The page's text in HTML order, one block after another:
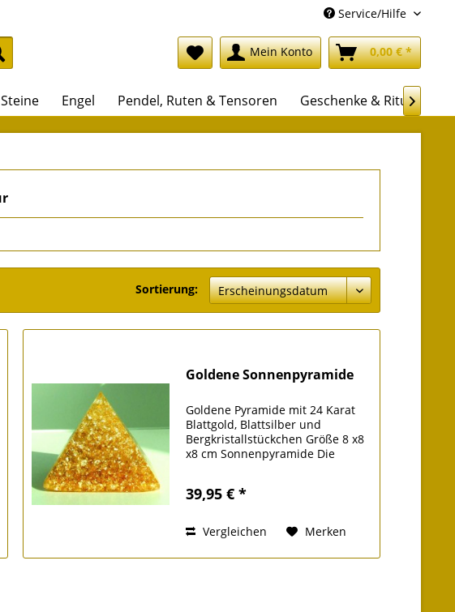
Service/Hilfe
Mein Konto 0,00 € *
Steine Engel Pendel, Ruten & Tensoren Geschenke & Rituale

Sortierung:
Goldene Sonnenpyramide
Goldene Pyramide mit 24 Karat
Blattgold, Blattsilber und
Bergkristallstückchen Größe 8 x8
x8 cm Sonnenpyramide Die
Zusammenspiel von
Blattgold und reinem...
39,95 € *
Vergleichen Merken